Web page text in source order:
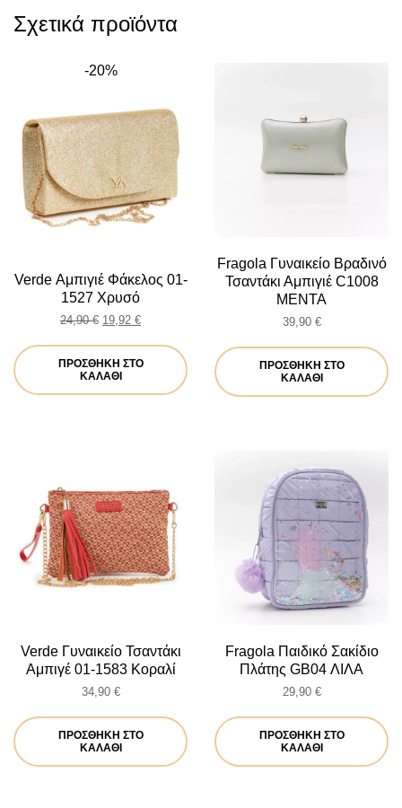
Σχετικά προϊόντα
-20%
Verde Αμπιγιέ Φάκελος 01-
1527 Χρυσό
24,90€ Original
24,90 €.
19,92 €Η
19,92 €.
ΠΡΟΣΘΉΚΗ ΣΤΟ
ΚΑΛΆΘΙ
Fragola Γυναικείο Βραδινό
Τσαντάκι Αμπιγιέ C1008
ΜΕΝΤΑ
39,90 €
ΠΡΟΣΘΉΚΗ ΣΤΟ
ΚΑΛΆΘΙ
Verde Γυναικείο Τσαντάκι
Αμπιγέ 01-1583 Κοραλί
34,90 €
ΠΡΟΣΘΉΚΗ ΣΤΟ
ΚΑΛΆΘΙ
Fragola Παιδικό Σακίδιο
Πλάτης GB04 ΛΙΛΑ
29,90 €
ΠΡΟΣΘΉΚΗ ΣΤΟ
ΚΑΛΆΘΙ